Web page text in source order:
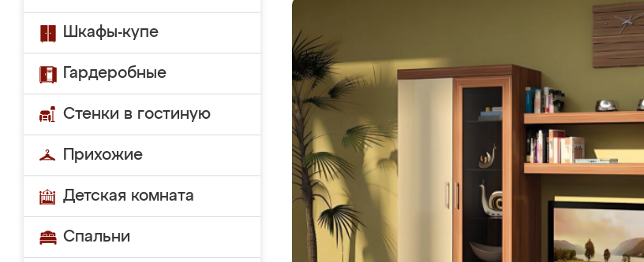
Шкафы-купе
Гардеробные
Стенки в гостиную
Прихожие
Детская комната
Спальни